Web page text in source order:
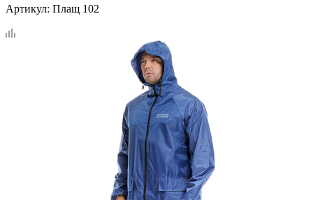
Артикул: Плащ 102